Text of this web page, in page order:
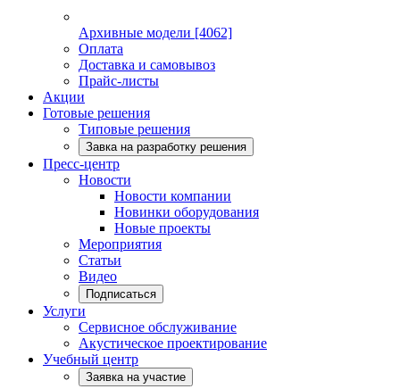
Архивные модели [4062]
Оплата
Доставка и самовывоз
Прайс-листы
Акции
Готовые решения
Типовые решения
Завка на разработку решения
Пресс-центр
Новости
Новости компании
Новинки оборудования
Новые проекты
Мероприятия
Статьи
Видео
Подписаться
Услуги
Сервисное обслуживание
Акустическое проектирование
Учебный центр
Заявка на участие